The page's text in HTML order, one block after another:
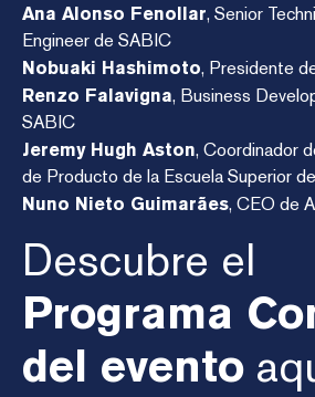
Ana Alonso Fenollar, Senior
Engineer de SABIC
Nobuaki Hashimoto, Presidente
Renzo Falavigna, Business
SABIC
Jeremy Hugh Aston, Coordinador
de Producto de la Escuela Superior
Nuno Nieto Guimarães, CEO de
Descubre el
Programa
del evento